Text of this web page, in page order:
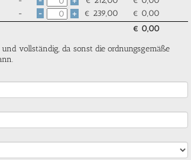
- - + € 239,00 € 0,00
€ 0,00
vollständig, da sonst die ordnungsgemäße